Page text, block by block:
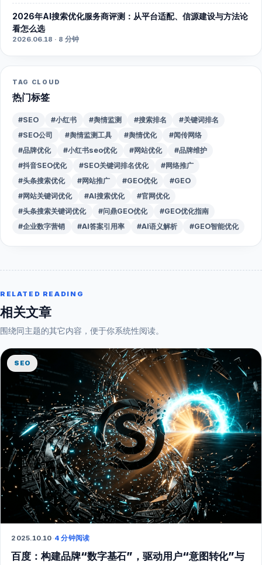
2026年AI搜索优化服务商评测：从平台适配、信源建设与方法论
看怎么选
2026.06.18 · 8 分钟
TAG CLOUD
热门标签
#SEO #小红书 #舆情监测 #搜索排名
#关键词排名
#SEO公司
#舆情监测工具 #舆情优化
#闻传网络
#品牌优化
#小红书seo优化 #网站优化
#品牌维护
#抖音SEO优化
#SEO关键词排名优化
#网络推广
#头条搜索优化
#网站推广 #GEO优化
#GEO
#网站关键词优化
#AI搜索优化
#官网优化
#头条搜索关键词优化
#问鼎GEO优化
#GEO优化指南
#企业数字营销
#AI答案引用率 #AI语义解析 #GEO智能优化
RELATED READING
相关文章
围绕同主题的其它内容，便于你系统性阅读。
SEO
2025.10.10·4 分钟阅读
百度：构建品牌“数字基石”，驱动用户“意图转化”与